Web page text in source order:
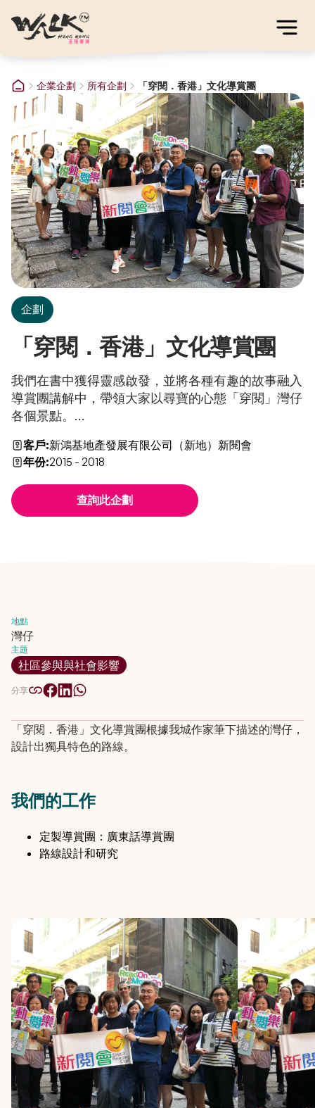
企業企劃 所有企劃 「穿閱．香港」文化導賞團
企劃
「穿閱．香港」文化導賞團
我們在書中獲得靈感啟發，並將各種有趣的故事融入
導賞團講解中，帶領大家以尋寶的心態「穿閱」灣仔
各個景點。...
客戶:新鴻基地產發展有限公司（新地）新閱會
年份:2015 - 2018
查詢此企劃
「穿閱．香港」文化導賞團根據我城作家筆下描述的灣仔，
設計出獨具特色的路線。
我們的工作
定製導賞團：廣東話導賞團
路線設計和研究
地點
灣仔
主題
社區參與與社會影響
分享